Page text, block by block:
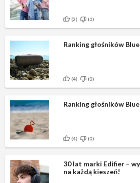
(2) (0)
Ranking głośników
(4) (0)
Ranking głośników
(4) (0)
30 lat marki Edifier –
na każdą kieszeń!